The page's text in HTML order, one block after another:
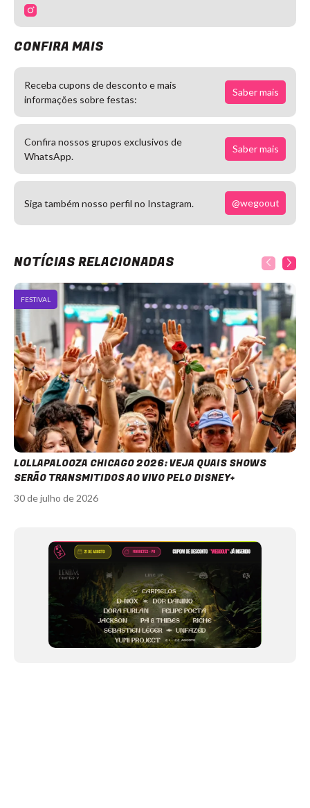
CONFIRA MAIS
Receba cupons de desconto e mais
informações sobre festas:
Saber mais
Confira nossos grupos exclusivos de
WhatsApp.
Saber mais
Siga também nosso perfil no Instagram. @wegoout
NOTÍCIAS RELACIONADAS
FESTIVAL
LOLLAPALOOZA CHICAGO 2026: VEJA QUAIS SHOWS
SERÃO TRANSMITIDOS AO VIVO PELO DISNEY+
30 de julho de 2026